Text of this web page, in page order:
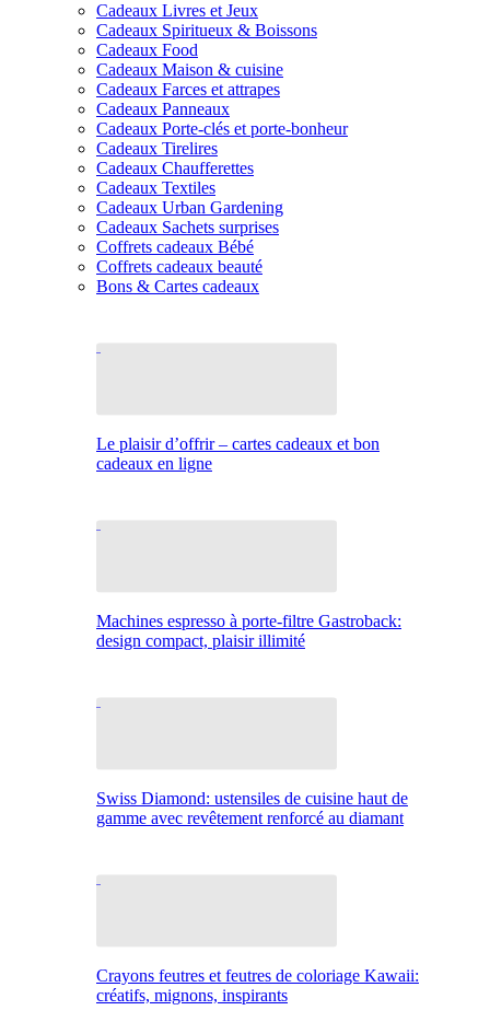
Cadeaux Livres et Jeux
Cadeaux Spiritueux & Boissons
Cadeaux Food
Cadeaux Maison & cuisine
Cadeaux Farces et attrapes
Cadeaux Panneaux
Cadeaux Porte-clés et porte-bonheur
Cadeaux Tirelires
Cadeaux Chaufferettes
Cadeaux Textiles
Cadeaux Urban Gardening
Cadeaux Sachets surprises
Coffrets cadeaux Bébé
Coffrets cadeaux beauté
Bons & Cartes cadeaux
Le plaisir d’offrir – cartes cadeaux et bon
cadeaux en ligne
Machines espresso à porte-filtre Gastroback:
design compact, plaisir illimité
Swiss Diamond: ustensiles de cuisine haut de
gamme avec revêtement renforcé au diamant
Crayons feutres et feutres de coloriage Kawaii:
créatifs, mignons, inspirants